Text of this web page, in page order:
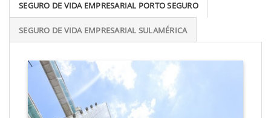
SEGURO DE VIDA EMPRESARIAL PORTO SEGURO
SEGURO DE VIDA EMPRESARIAL SULAMÉRICA